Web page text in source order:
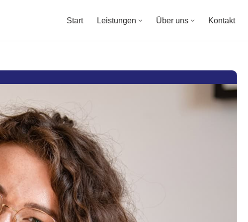
Start Leistungen Über uns Kontakt